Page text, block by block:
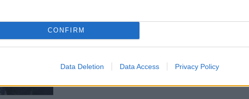
CONFIRM
Data Deletion Data Access Privacy Policy
Away και Click inside
Το δίκτυο καταστημάτων Public
υποδέχεται ξανά τους καταναλωτές,
με απόλυτη ασφάλεια!